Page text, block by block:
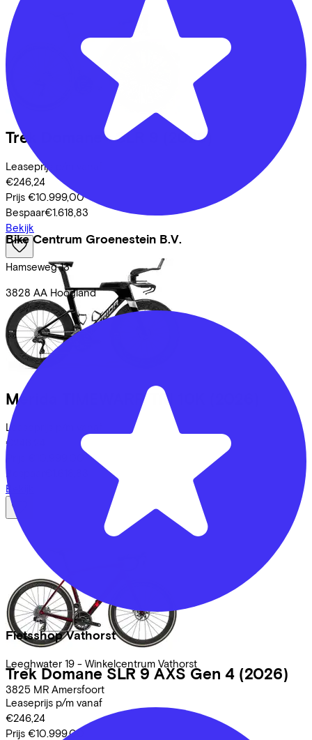
Bike Centrum Groenestein B.V.
Hamseweg 13
3828 AA Hoogland
Fietsshop Vathorst
Leeghwater 19 - Winkelcentrum Vathorst
3825 MR Amersfoort
Trek Domane+ SLR 9 (2026)
Leaseprijs p/m vanaf
€246,24
Prijs €10.999,00
Bespaar€1.618,83
Bekijk
Merida TIMEWARP TRI 10K
Leaseprijs p/m vanaf
€246,24
Prijs
Bespaar
Bekijk
Trek Domane SLR 9 AXS Gen 4 (2026)
Leaseprijs p/m vanaf
€246,24
Prijs €10.999,00